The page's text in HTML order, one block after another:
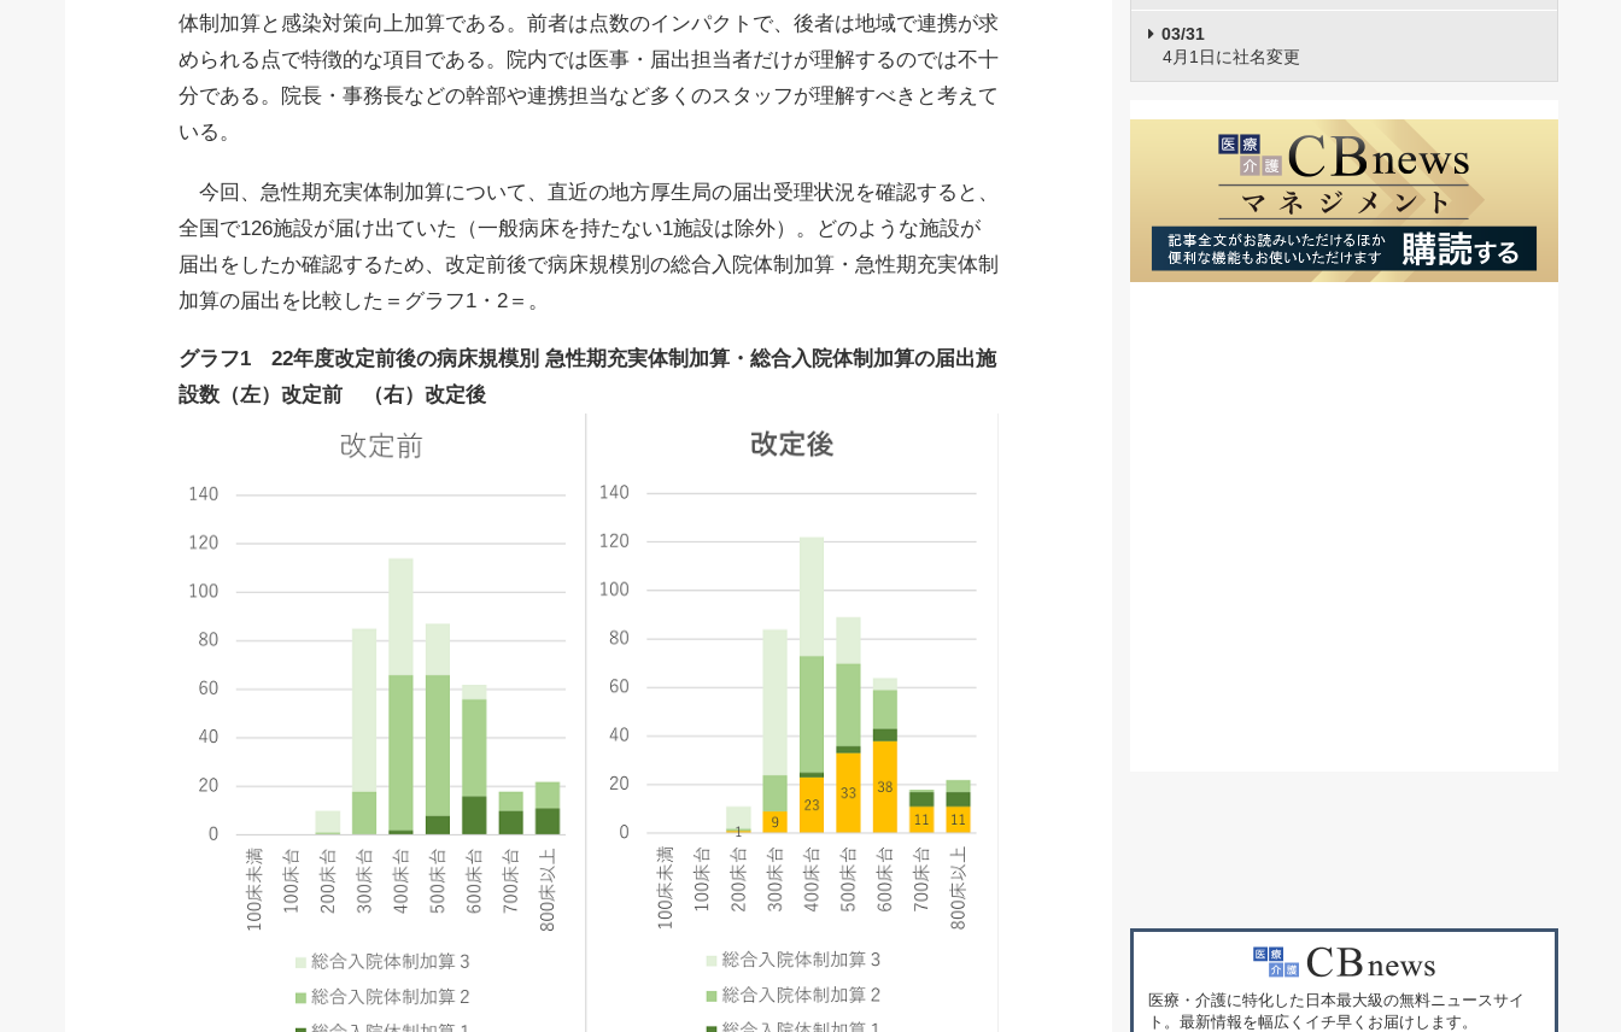
体制加算と感染対策向上加算である。前者は点数のインパクトで、後者は地域で連携が求
められる点で特徴的な項目である。院内では医事・届出担当者だけが理解するのでは不十
分である。院長・事務長などの幹部や連携担当など多くのスタッフが理解すべきと考えて
いる。
今回、急性期充実体制加算について、直近の地方厚生局の届出受理状況を確認すると、
全国で126施設が届け出ていた（一般病床を持たない1施設は除外）。どのような施設が
届出をしたか確認するため、改定前後で病床規模別の総合入院体制加算・急性期充実体制
加算の届出を比較した＝グラフ1・2＝。
グラフ1 22年度改定前後の病床規模別 急性期充実体制加算・総合入院体制加算の届出施
設数（左）改定前 （右）改定後
03/31
4月1日に社名変更
医療・介護に特化した日本最大級の無料ニュースサイ
ト。最新情報を幅広くイチ早くお届けします。